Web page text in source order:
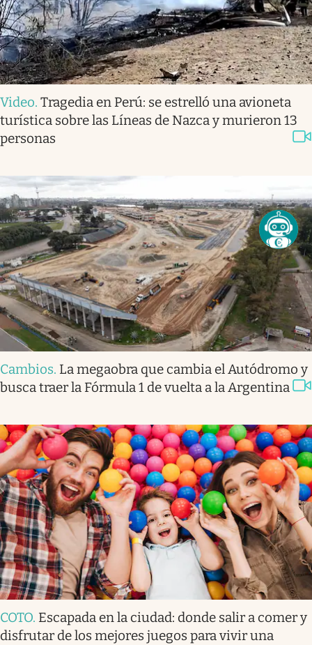
Video. Tragedia en Perú: se estrelló una avioneta
turística sobre las Líneas de Nazca y murieron 13
personas
Cambios. La megaobra que cambia el Autódromo y
busca traer la Fórmula 1 de vuelta a la Argentina
COTO. Escapada en la ciudad: donde salir a comer y
disfrutar de los mejores juegos para vivir una